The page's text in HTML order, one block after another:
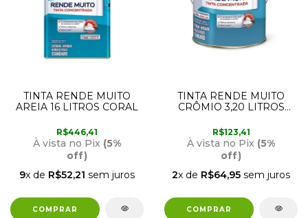
TINTA RENDE MUITO
AREIA 16 LITROS CORAL
R$446,41
À vista no Pix (5%
off)
9x de R$52,21 sem juros
TINTA RENDE MUITO
CRÔMIO 3,20 LITROS
R$123,41
À vista no Pix (5%
off)
2x de R$64,95 sem juros